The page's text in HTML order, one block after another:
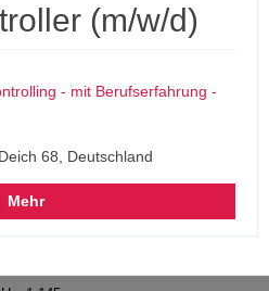
(m/w/d)
- mit Berufserfahrung -
68, Deutschland
Mehr